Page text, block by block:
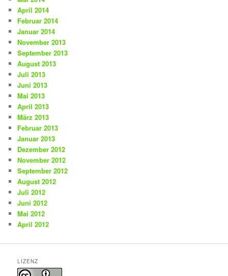
April 2014
Februar 2014
Januar 2014
November 2013
September 2013
August 2013
Juli 2013
Juni 2013
Mai 2013
April 2013
März 2013
Februar 2013
Januar 2013
Dezember 2012
November 2012
September 2012
August 2012
Juli 2012
Juni 2012
Mai 2012
April 2012
LIZENZ